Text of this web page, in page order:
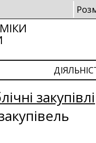
закупівлі